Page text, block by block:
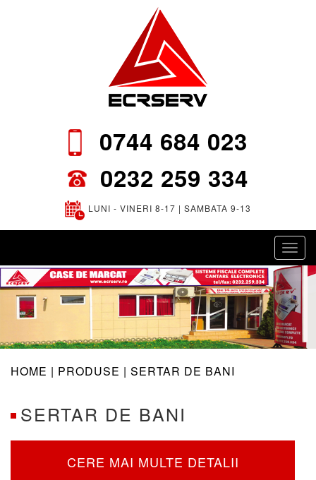
0744 684 023
0232 259 334
LUNI - VINERI 8-17 | SAMBATA 9-13
HOME | PRODUSE | SERTAR DE BANI
SERTAR DE BANI
CERE MAI MULTE DETALII